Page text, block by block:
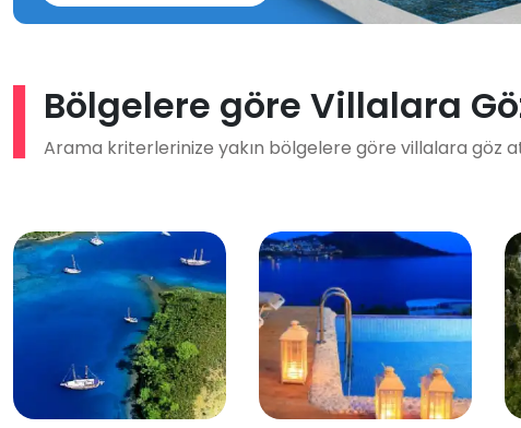
Bölgelere göre Villalara
Arama kriterlerinize yakın bölgelere göre villalara göz